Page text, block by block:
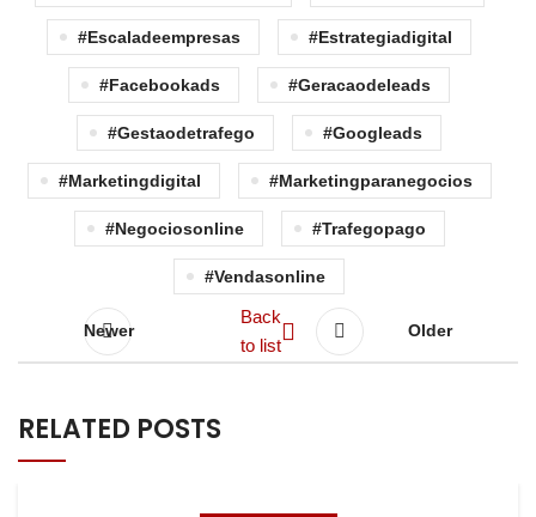
#escaladeempresas #estrategiadigital
#facebookads #geracaodeleads
#gestaodetrafego #googleads
#marketingdigital #marketingparanegocios
#negociosonline #trafegopago
#vendasonline
Newer
Back
to list
Older
RELATED POSTS